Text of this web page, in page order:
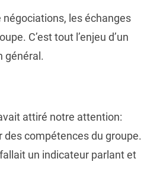
les échanges
C’est tout l’enjeu d’un
général.
attiré notre attention:
compétences du groupe.
un indicateur parlant et